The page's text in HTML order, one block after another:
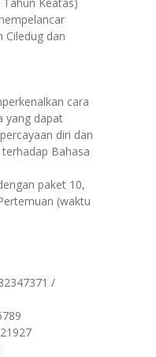
Ciledug dan
cara
yang dapat
diri dan
Bahasa
paket 10,
(waktu
/